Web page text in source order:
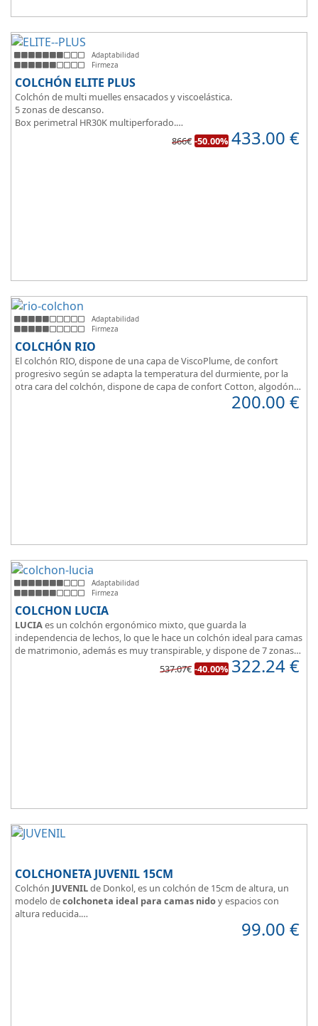
Adaptabilidad
Firmeza
COLCHÓN ELITE PLUS
Colchón de multi muelles ensacados y viscoelástica.
5 zonas de descanso.
Box perimetral HR30K multiperforado.
Para personas que buscan la comodidad y confort a la hora de
866€ -50.00% 433.00 €
Adaptabilidad
Firmeza
COLCHÓN RIO
El colchón RIO, dispone de una capa de ViscoPlume, de confort
progresivo según se adapta la temperatura del durmiente, por la
otra cara del colchón, dispone de capa de confort Cotton, algodón
100% que brinda una sensación de confort inmediata.200.00 €
Adaptabilidad
Firmeza
COLCHON LUCIA
LUCIAes un colchón ergonómico mixto, que guarda la
independencia de lechos, lo que le hace un colchón ideal para camas
de matrimonio, además es muy transpirable, y dispone de 7 zonas
537.07€ -40.00% 322.24€
COLCHONETA JUVENIL 15CM
Colchón JUVENILde Donkol, es un colchón de 15cm de altura, un
modelo decolchoneta ideal para camas nidoy espacios con
altura reducida.
suelen elegir
99.00 €